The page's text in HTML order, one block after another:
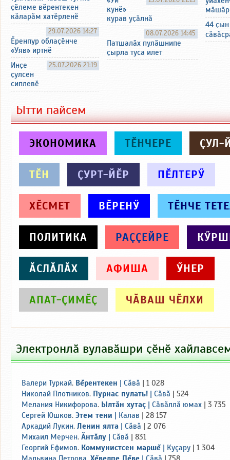
ҫӗлеме вӗрентекен
кӑларӑм хатӗрленӗ
29.07.2026 14:27
Ӗренпур облаҫӗнче
«Уяв» иртнӗ
25.07.2026 21:19
Инҫе
ҫулсен
сиплевӗ
кунӗ»
курав уҫӑлнӑ
08.07.2026 14:45
Патшалӑх пулӑшнипе
ҫырла туса илет
44 ҫын
Ытти пайсем
ЭКОНОМИКА ТӖНЧЕРЕ ҪУЛ-
ТӖН ҪУРТ-ЙӖР ПӖЛТЕРӲ
ХӖСМЕТ ВӖРЕНӲ ТӖНЧЕ
ПОЛИТИКА РАҪҪЕЙРЕ
ӐСЛӐЛӐХ АФИША ӲНЕР
АПАТ-ҪИМӖҪ ЧӐВАШ ЧӖЛХИ
Электронлӑ вулавӑшри ҫӗнӗ
Валери Туркай. Вĕрентекен | Сăвă | 1 028
Николай Плотников. Пурнас пулать! | Сăвă | 524
Мелания Никифорова. Ылтăн хутаç | Сăвăллă юмах | 3 735
Сергей Юшков. Этем тени | Калав | 28 157
Аркадий Лукин. Ленин ялта | Сăвă | 2 076
Михаил Мерчен. Ăнтăлу | Сăвă | 831
Георгий Ефимов. Коммунистсен маршĕ | Куçару | 1 304